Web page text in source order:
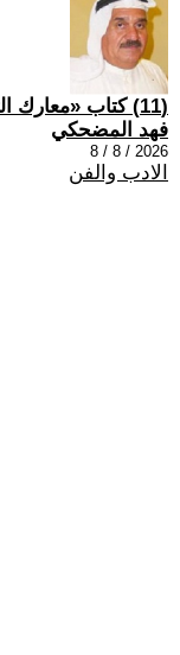
(11) كتاب «معارك التنويريين والأصوليين في أوروبا»
فهد المضحكي
2026 / 8 / 8
الادب والفن